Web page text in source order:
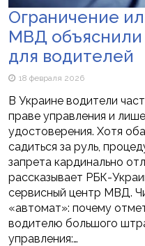
Ограничение
МВД
для водителей
18 февраля 2026
В Украине водители
праве управления и
удостоверения. Хотя
садиться за руль,
запрета кардинально
рассказывает РБК-
сервисный центр МВД.
«автомат»: почему
водителю большого
управления:…